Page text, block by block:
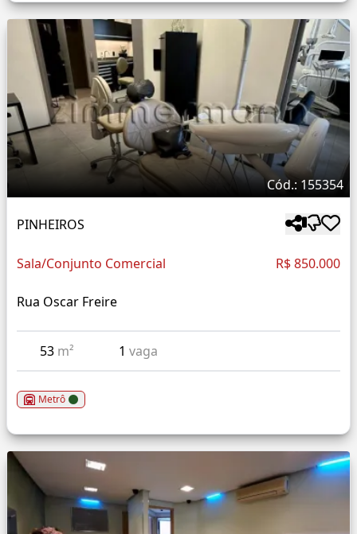
Cód.: 155354
PINHEIROS
Sala/Conjunto Comercial R$ 850.000
Rua Oscar Freire
53 m² 1 vaga
Metrô